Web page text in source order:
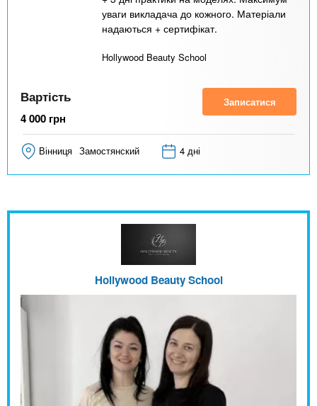
уваги викладача до кожного. Матеріали
надаються + сертифікат.
Hollywood Beauty School
Вартість
4 000 грн
Записатися
Вінниця Замостянский 4 дні
Hollywood Beauty School